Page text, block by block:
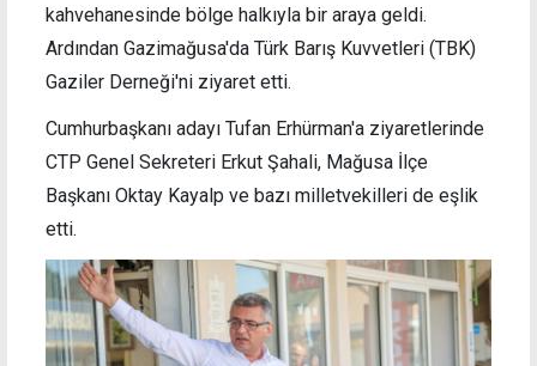
kahvehanesinde bölge halkıyla bir araya geldi.
Ardından Gazimağusa'da Türk Barış Kuvvetleri (TBK)
Gaziler Derneği'ni ziyaret etti.
Cumhurbaşkanı adayı Tufan Erhürman'a ziyaretlerinde
CTP Genel Sekreteri Erkut Şahali, Mağusa İlçe
Başkanı Oktay Kayalp ve bazı milletvekilleri de eşlik
etti.